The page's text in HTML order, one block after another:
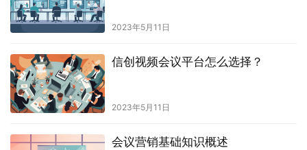
2023年5月11日
信创视频会议平台怎么选择？
2023年5月11日
会议营销基础知识概述